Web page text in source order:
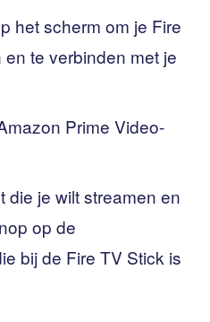
het scherm om je Fire
te verbinden met je
Prime Video-
die je wilt streamen en
op de
bij de Fire TV Stick is